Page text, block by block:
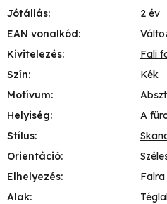
Jótállás:
2 év
EAN vonalkód:
Kivitelezés:
Fali
Szín:
Kék
Motívum:
Helyiség:
A
Stílus:
Orientáció:
Elhelyezés:
Falra
Alak: